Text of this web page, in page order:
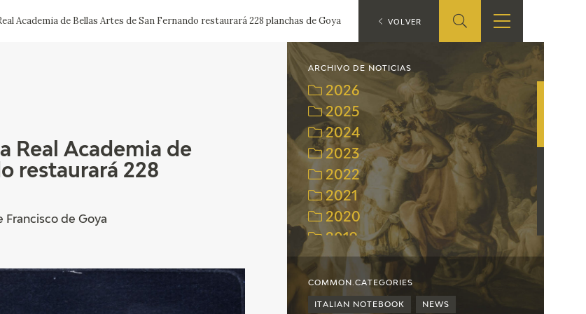
EL VIAJE DE GOYA
SHOP
ONLINE SHOP
RECURSOS
EDUCATIVOS
ARASAAC
Real Academia de
restaurará 228
de Goya
ARCHIVO DE NOTICIAS
2026
2025
2024
2023
2022
2021
2020
2019
2018
2017
2016
COMMON.CATEGORIES
ITALIAN NOTEBOOK NEWS
Academia de Bellas Artes de San Fernando restaurará 228 planchas de Goya VOLVER